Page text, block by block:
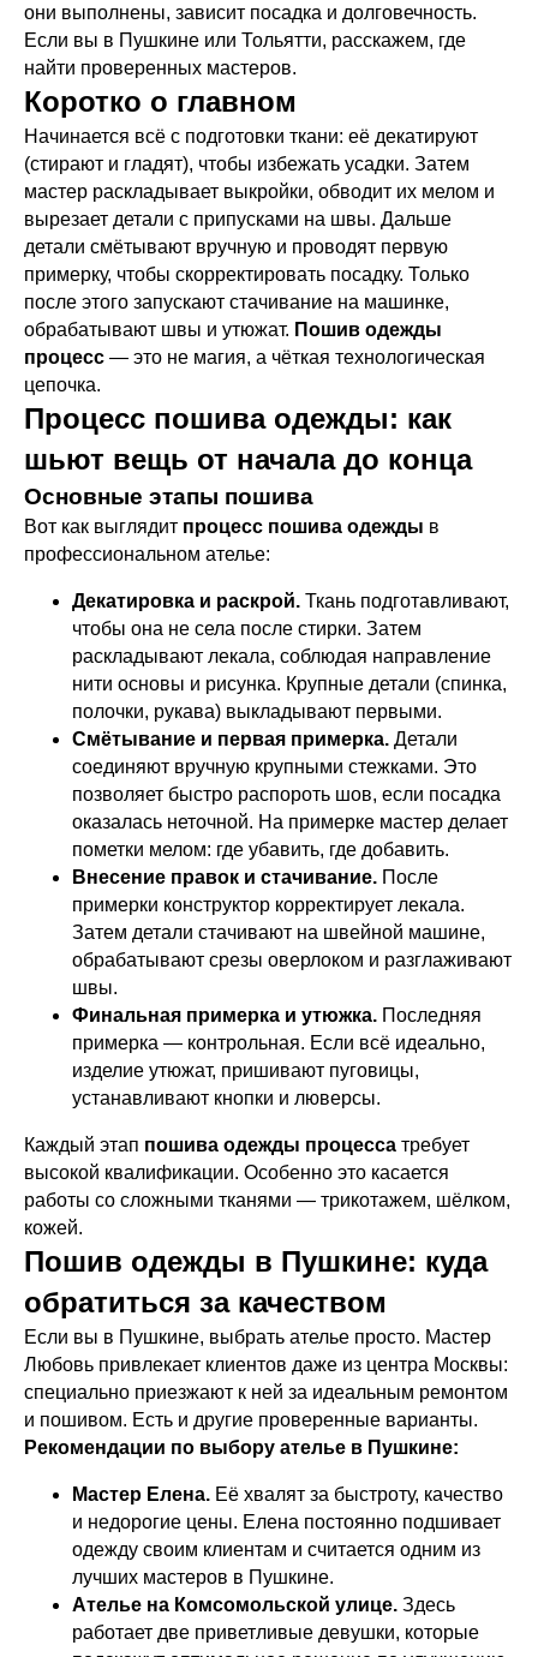
они выполнены, зависит посадка и долговечность.
Если вы в Пушкине или Тольятти, расскажем, где
найти проверенных мастеров.
Коротко о главном
Начинается всё с подготовки ткани: её декатируют
(стирают и гладят), чтобы избежать усадки. Затем
мастер раскладывает выкройки, обводит их мелом и
вырезает детали с припусками на швы. Дальше
детали смётывают вручную и проводят первую
примерку, чтобы скорректировать посадку. Только
после этого запускают стачивание на машинке,
обрабатывают швы и утюжат. Пошив одежды
процесс — это не магия, а чёткая технологическая
цепочка.
Процесс пошива одежды: как
шьют вещь от начала до конца
Основные этапы пошива
Вот как выглядит процесс пошива одежды в
профессиональном ателье:
Декатировка и раскрой. Ткань подготавливают,
чтобы она не села после стирки. Затем
раскладывают лекала, соблюдая направление
нити основы и рисунка. Крупные детали (спинка,
полочки, рукава) выкладывают первыми.
Смётывание и первая примерка. Детали
соединяют вручную крупными стежками. Это
позволяет быстро распороть шов, если посадка
оказалась неточной. На примерке мастер делает
пометки мелом: где убавить, где добавить.
Внесение правок и стачивание. После
примерки конструктор корректирует лекала.
Затем детали стачивают на швейной машине,
обрабатывают срезы оверлоком и разглаживают
швы.
Финальная примерка и утюжка. Последняя
примерка — контрольная. Если всё идеально,
изделие утюжат, пришивают пуговицы,
устанавливают кнопки и люверсы.
Каждый этап пошива одежды процесса требует
высокой квалификации. Особенно это касается
работы со сложными тканями — трикотажем, шёлком,
кожей.
Пошив одежды в Пушкине: куда
обратиться за качеством
Если вы в Пушкине, выбрать ателье просто. Мастер
Любовь привлекает клиентов даже из центра Москвы:
специально приезжают к ней за идеальным ремонтом
и пошивом. Есть и другие проверенные варианты.
Рекомендации по выбору ателье в Пушкине:
Мастер Елена. Её хвалят за быстроту, качество
и недорогие цены. Елена постоянно подшивает
одежду своим клиентам и считается одним из
лучших мастеров в Пушкине.
Ателье на Комсомольской улице. Здесь
работает две приветливые девушки, которые